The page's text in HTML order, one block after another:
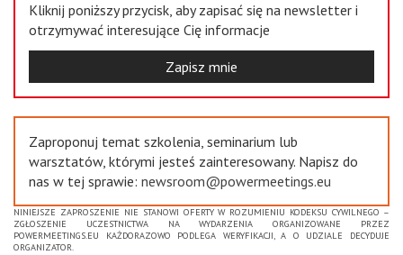
Kliknij poniższy przycisk, aby zapisać się na newsletter i
otrzymywać interesujące Cię informacje
Zapisz mnie
Zaproponuj temat szkolenia, seminarium lub
warsztatów, którymi jesteś zainteresowany. Napisz do
nas w tej sprawie: newsroom@powermeetings.eu
NINIEJSZE ZAPROSZENIE NIE STANOWI OFERTY W ROZUMIENIU KODEKSU CYWILNEGO –
ZGŁOSZENIE UCZESTNICTWA NA WYDARZENIA ORGANIZOWANE PRZEZ
POWERMEETINGS.EU KAŻDORAZOWO PODLEGA WERYFIKACJI, A O UDZIALE DECYDUJE
ORGANIZATOR.